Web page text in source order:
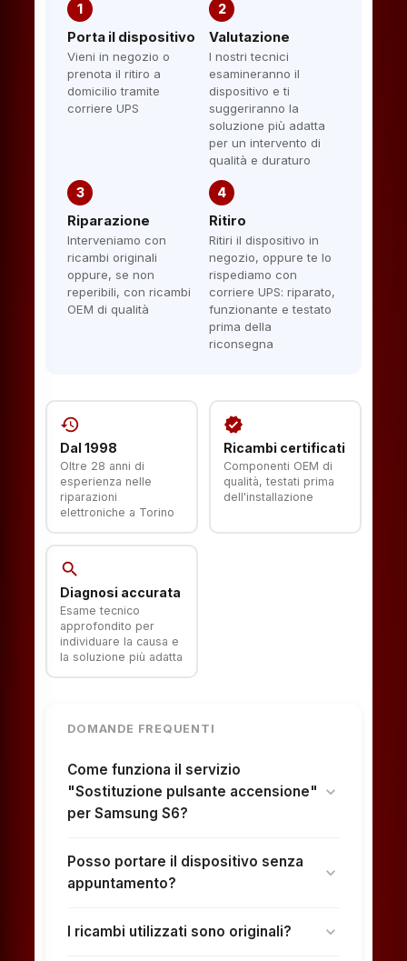
1
Porta il dispositivo
Vieni in negozio o
prenota il ritiro a
domicilio tramite
corriere UPS
2
Valutazione
I nostri tecnici
esamineranno il
dispositivo e ti
suggeriranno la
soluzione più adatta
per un intervento di
qualità e duraturo
3
Riparazione
Interveniamo con
ricambi originali
oppure, se non
reperibili, con ricambi
OEM di qualità
4
Ritiro
Ritiri il dispositivo in
negozio, oppure te lo
rispediamo con
corriere UPS: riparato,
funzionante e testato
prima della
riconsegna
history
Dal 1998
Oltre 28 anni di
esperienza nelle
riparazioni
elettroniche a Torino
verified
Ricambi certificati
Componenti OEM di
qualità, testati prima
dell'installazione
search
Diagnosi accurata
Esame tecnico
approfondito per
individuare la causa e
la soluzione più adatta
DOMANDE FREQUENTI
Come funziona il servizio
"Sostituzione pulsante accensione"
per Samsung S6?
expand_more
Posso portare il dispositivo senza
appuntamento?
expand_more
I ricambi utilizzati sono originali? expand_more